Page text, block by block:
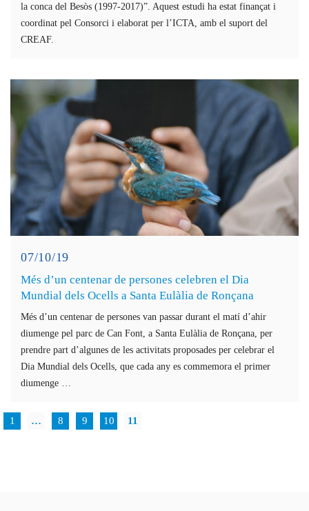
la conca del Besòs (1997-2017)”. Aquest estudi ha estat finançat i
coordinat pel Consorci i elaborat per l’ICTA, amb el suport del
CREAF.
07/10/19
Més d’un centenar de persones celebren el Dia
Mundial dels Ocells a Santa Eulàlia de Ronçana
Més d’un centenar de persones van passar durant el matí d’ahir
diumenge pel parc de Can Font, a Santa Eulàlia de Ronçana, per
prendre part d’algunes de les activitats proposades per celebrar el
Dia Mundial dels Ocells, que cada any es commemora el primer
diumenge …
1 … 8 9 10 11